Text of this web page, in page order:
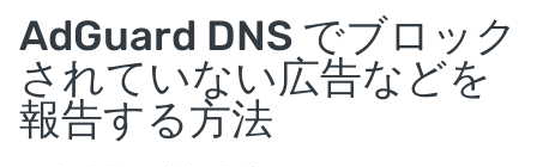
AdGuard DNS でブロック
されていない広告などを
報告する方法